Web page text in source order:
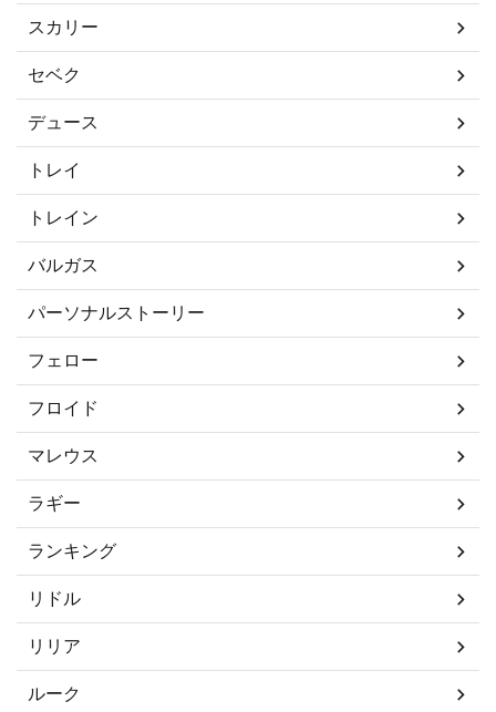
スカリー
セベク
デュース
トレイ
トレイン
バルガス
パーソナルストーリー
フェロー
フロイド
マレウス
ラギー
ランキング
リドル
リリア
ルーク